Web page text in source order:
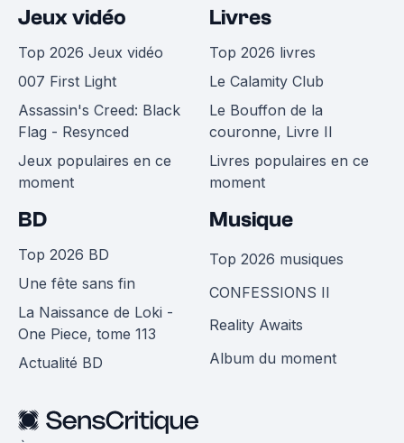
Jeux vidéo
Top 2026 Jeux vidéo
007 First Light
Assassin's Creed: Black
Flag - Resynced
Jeux populaires en ce
moment
Livres
Top 2026 livres
Le Calamity Club
Le Bouffon de la
couronne, Livre II
Livres populaires en ce
moment
BD
Top 2026 BD
Une fête sans fin
La Naissance de Loki -
One Piece, tome 113
Actualité BD
Musique
Top 2026 musiques
CONFESSIONS II
Reality Awaits
Album du moment